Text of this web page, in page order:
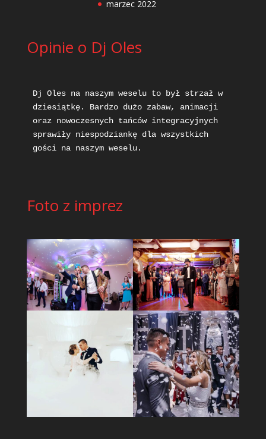
marzec 2022
Opinie o Dj Oles
Dj Oles na naszym weselu to był strzał w
dziesiątkę. Bardzo dużo zabaw, animacji
oraz nowoczesnych tańców integracyjnych
sprawiły niespodziankę dla wszystkich
gości na naszym weselu.
Foto z imprez